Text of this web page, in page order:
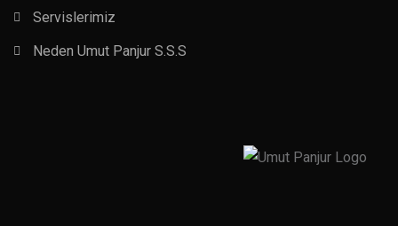
Servislerimiz
Neden Umut Panjur S.S.S